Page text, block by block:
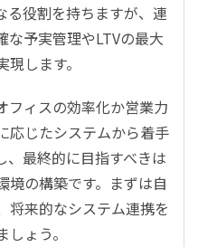
る役割を持ちますが、連
な予実管理やLTVの最大
します。
フィスの効率化か営業力
応じたシステムから着手
、最終的に目指すべきは
境の構築です。まずは自
将来的なシステム連携を
ょう。